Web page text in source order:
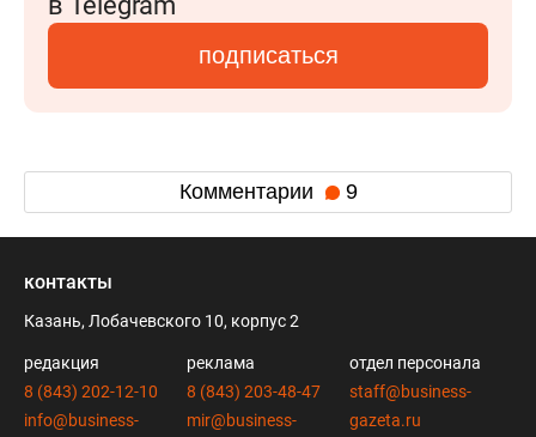
подписаться
Комментарии 9
контакты
Казань, Лобачевского 10, корпус 2
редакция
8 (843) 202-12-10
info@business-
реклама
8 (843) 203-48-47
mir@business-
отдел персонала
staff@business-
gazeta.ru